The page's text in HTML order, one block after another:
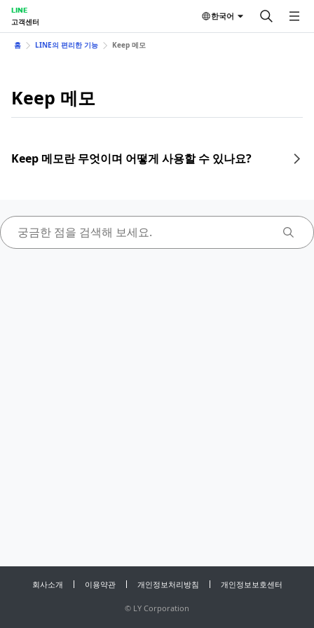
LINE
고객센터
한국어
홈 LINE의 편리한 기능 Keep 메모
Keep 메모
Keep 메모란 무엇이며 어떻게 사용할 수 있나요?
회사소개 이용약관 개인정보처리방침 개인정보보호센터
© LY Corporation